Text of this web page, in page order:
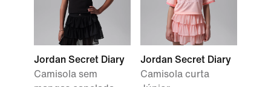
Jordan Secret Diary
Camisola sem
Jordan Secret Diary
Camisola curta